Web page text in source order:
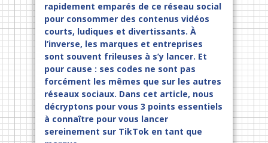
rapidement emparés de ce réseau social
pour consommer des contenus vidéos
courts, ludiques et divertissants. À
l’inverse, les marques et entreprises
sont souvent frileuses à s’y lancer. Et
pour cause : ses codes ne sont pas
forcément les mêmes que sur les autres
réseaux sociaux. Dans cet article, nous
décryptons pour vous 3 points essentiels
à connaître pour vous lancer
sereinement sur TikTok en tant que